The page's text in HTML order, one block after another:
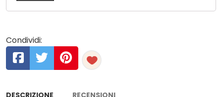
Condividi:
DESCRIZIONE RECENSIONI